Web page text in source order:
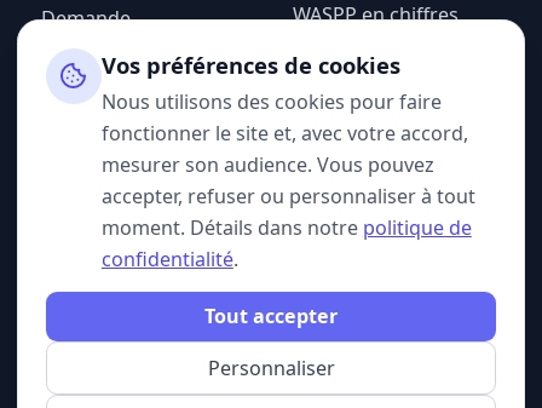
Demande
d'information
Espace admin
WASPP en chiffres
Mentions légales
Politique de
confidentialité
CGU
SUIVEZ-NOUS
© 2026 WASPP. Tous droits réservés.
Vos préférences de cookies
Nous utilisons des cookies pour faire
fonctionner le site et, avec votre accord,
mesurer son audience. Vous pouvez
accepter, refuser ou personnaliser à tout
moment. Détails dans notre politique de
confidentialité.
Personnaliser
Tout accepter